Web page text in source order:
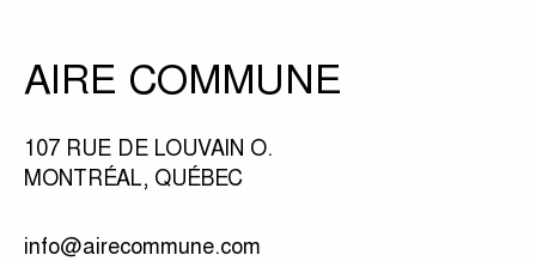
AIRE COMMUNE
107 RUE DE LOUVAIN O.
MONTRÉAL, QUÉBEC
info@airecommune.com